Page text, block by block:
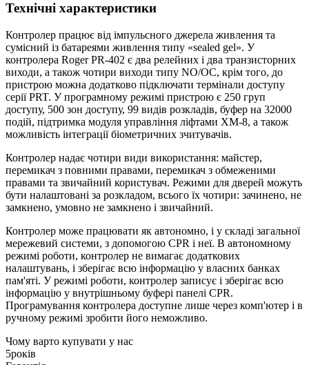
Технічні характеристики
Контролер працює від імпульсного джерела живлення та
сумісний із батареями живлення типу «sealed gel». У
контролера Roger PR-402 є два релейних і два транзисторних
виходи, а також чотири виходи типу NO/OC, крім того, до
пристрою можна додатково підключати термінали доступу
серії PRT. У програмному режимі пристрою є 250 груп
доступу, 500 зон доступу, 99 видів розкладів, буфер на 32000
подій, підтримка модуля управління ліфтами XM-8, а також
можливість інтеграції біометричних зчитувачів.
Контролер надає чотири види використання: майстер,
перемикач з повними правами, перемикач з обмеженими
правами та звичайний користувач. Режими для дверей можуть
бути налаштовані за розкладом, всього їх чотири: зачинено, не
замкнено, умовно не замкнено і звичайний.
Контролер може працювати як автономно, і у складі загальної
мережевий системи, з допомогою CPR і неї. В автономному
режимі роботи, контролер не вимагає додаткових
налаштувань, і зберігає всю інформацію у власних банках
пам'яті. У режимі роботи, контролер записує і зберігає всю
інформацію у внутрішньому буфері панелі CPR.
Програмування контролера доступне лише через комп'ютер і в
ручному режимі зробити його неможливо.
Чому варто купувати у нас
5років